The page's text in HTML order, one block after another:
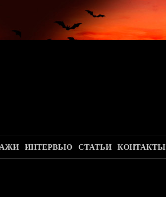
ИНТЕРВЬЮ СТАТЬИ
КОНТАКТЫ